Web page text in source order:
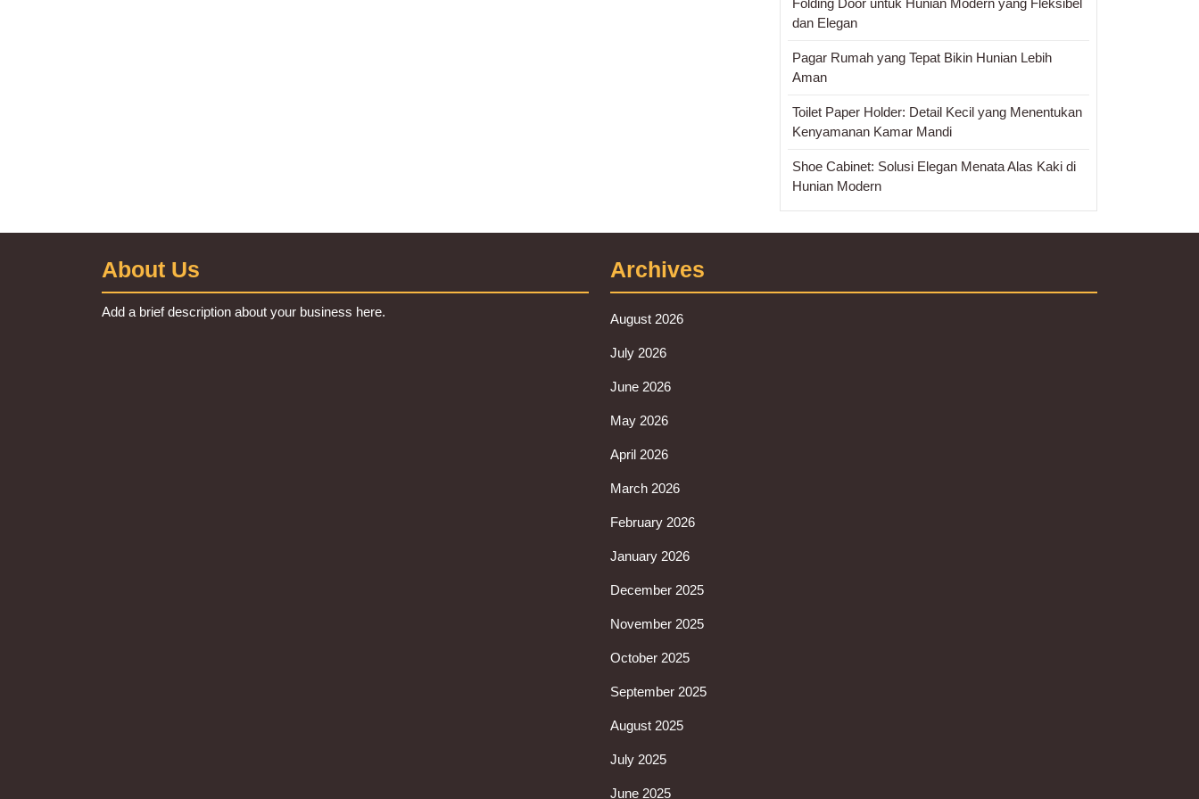
Folding Door untuk Hunian Modern yang Fleksibel
dan Elegan
Pagar Rumah yang Tepat Bikin Hunian Lebih
Aman
Toilet Paper Holder: Detail Kecil yang Menentukan
Kenyamanan Kamar Mandi
Shoe Cabinet: Solusi Elegan Menata Alas Kaki di
Hunian Modern
About Us
Add a brief description about your business here.
Archives
August 2026
July 2026
June 2026
May 2026
April 2026
March 2026
February 2026
January 2026
December 2025
November 2025
October 2025
September 2025
August 2025
July 2025
June 2025